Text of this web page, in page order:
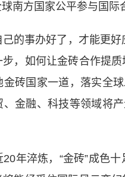
南方国家公平参与国际
事办好了，才能更好
，如何让金砖合作提
砖国家一道，落实全
金融、科技等领域将
淬炼，“金砖”成色十